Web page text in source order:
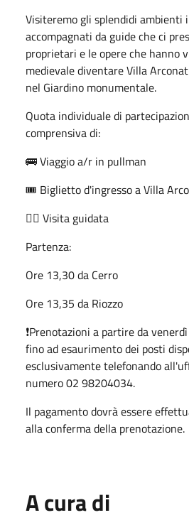
Visiteremo gli splendidi ambienti
accompagnati da guide che ci
proprietari e le opere che hanno
medievale diventare Villa
nel Giardino monumentale.
Quota individuale di
comprensiva di:
🚌 Viaggio a/r in pullman
🎟️ Biglietto d'ingresso a Villa
🚶‍♀️ Visita guidata
Partenza:
Ore 13,30 da Cerro
Ore 13,35 da Riozzo
❗Prenotazioni a partire da
fino ad esaurimento dei posti
esclusivamente telefonando
numero 02 98204034.
Il pagamento dovrà essere
alla conferma della prenotazione.
A cura di